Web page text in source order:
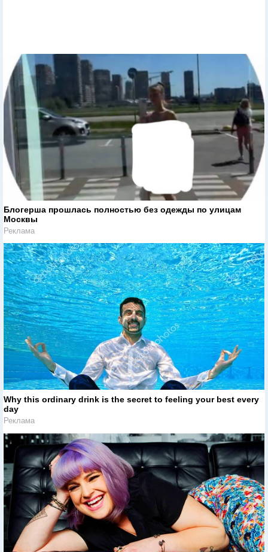
Блогерша прошлась полностью без одежды по улицам
Москвы
Реклама
Why this ordinary drink is the secret to feeling your best every
day
Реклама